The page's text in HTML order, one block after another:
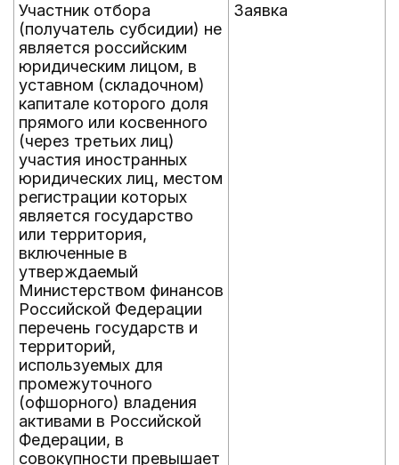
Участник отбора
(получатель субсидии) не
является российским
юридическим лицом, в
уставном (складочном)
капитале которого доля
прямого или косвенного
(через третьих лиц)
участия иностранных
юридических лиц, местом
регистрации которых
является государство
или территория,
включенные в
утверждаемый
Министерством финансов
Российской Федерации
перечень государств и
территорий,
используемых для
промежуточного
(офшорного) владения
активами в Российской
Федерации, в
совокупности превышает
Заявка